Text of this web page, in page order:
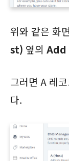
위와 같은 화
st) 옆의 Add
그러면 A 레
다.